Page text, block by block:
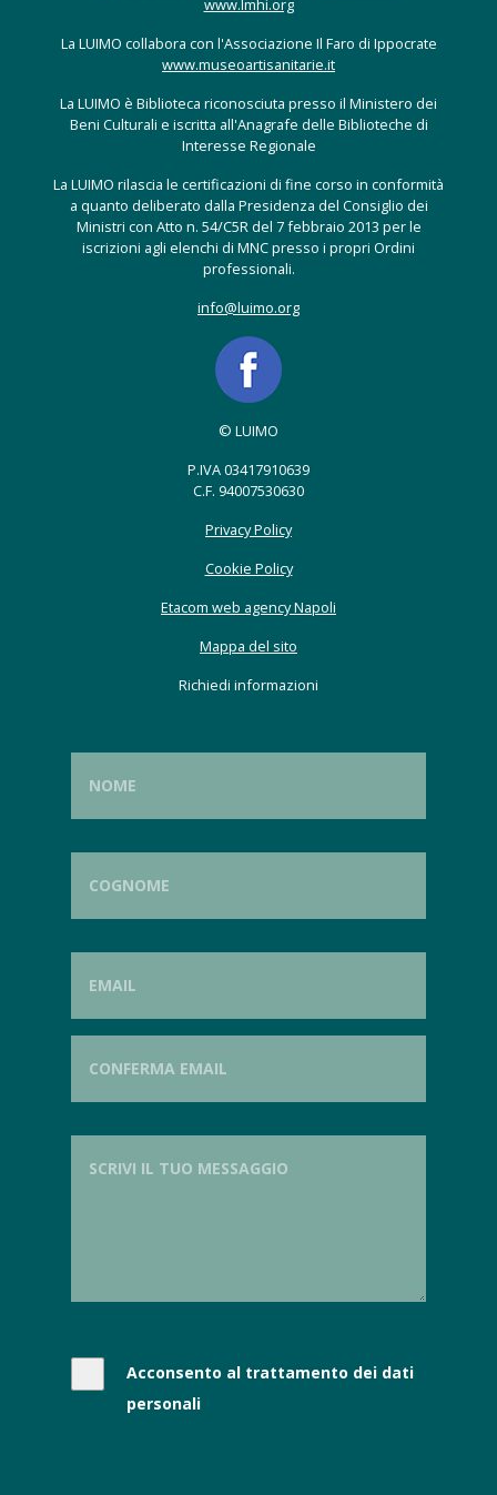
www.lmhi.org
La LUIMO collabora con l'Associazione Il Faro di Ippocrate
www.museoartisanitarie.it
La LUIMO è Biblioteca riconosciuta presso il Ministero dei
Beni Culturali e iscritta all'Anagrafe delle Biblioteche di
Interesse Regionale
La LUIMO rilascia le certificazioni di fine corso in conformità
a quanto deliberato dalla Presidenza del Consiglio dei
Ministri con Atto n. 54/C5R del 7 febbraio 2013 per le
iscrizioni agli elenchi di MNC presso i propri Ordini
professionali.
info@luimo.org
© LUIMO
P.IVA 03417910639
C.F. 94007530630
Privacy Policy
Cookie Policy
Etacom web agency Napoli
Mappa del sito
Richiedi informazioni
Acconsento al trattamento dei dati
personali